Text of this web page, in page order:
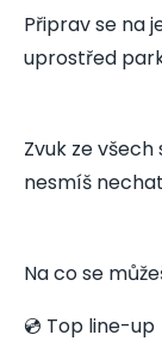
Připrav se na
uprostřed
Zvuk ze
nesmíš nechat
Na co se
💿 Top line-up